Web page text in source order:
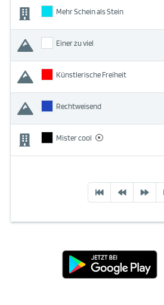
Mehr Schein als Stein
Einer zu viel
Künstlerische Freiheit
Rechtweisend
Mister cool